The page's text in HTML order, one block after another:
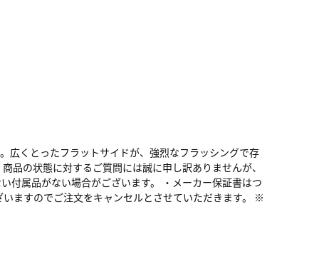
広くとったフラットサイドが、強烈なフラッシングで存
品の状態に対するご質問には誠に申し訳ありませんが、
付属品がない場合がございます。 ・メーカー保証書はつ
ますのでご注文をキャンセルとさせていただきます。 ※